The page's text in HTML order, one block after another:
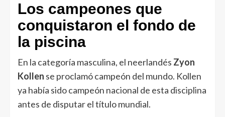
Los campeones que
conquistaron el fondo de
la piscina
En la categoría masculina, el neerlandés Zyon
Kollen se proclamó campeón del mundo. Kollen
ya había sido campeón nacional de esta disciplina
antes de disputar el título mundial.